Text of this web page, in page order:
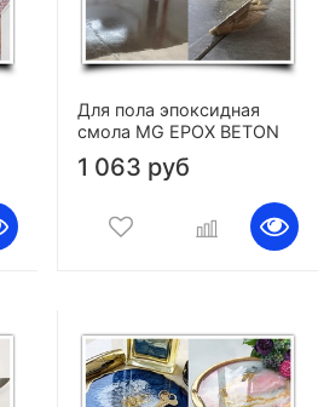
Для пола эпоксидная
смола MG EPOX BETON
1 063 руб